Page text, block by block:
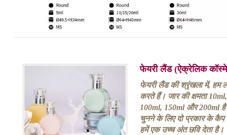
फेयरी लैंड (ऐक्रेलिक
फेयरी लैंड की श्रृंखला में, हम
करते हैं। जार की क्षमता
100ml, 150ml और 200ml
चुनने के लिए दो प्रकार के कैप
हमें एक उच्च अंत छवि देता है।